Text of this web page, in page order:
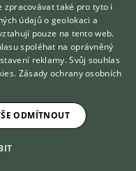
a stříbřité
Sirvallhttp://www.si
píše britská
wiskas, apod...).
zvířecího kamaráda?
vám poradí
ONLINE
KONZULTOVAT S
VETERINÁŘEM
zpracovávat také pro tyto i
údajů o geolokaci a
pouze na tento web.
spoléhat na oprávněný
reklamy. Svůj souhlas
. Zásady ochrany osobních
ODMÍTNOUT